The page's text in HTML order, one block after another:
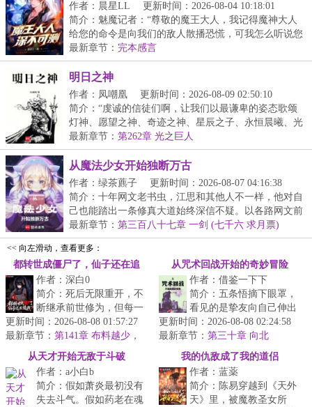
作者：晨星LL
更新时间：2026-08-04 10:18:01
简介：魅魔记者：“尊敬的魔王大人，我记得魔神大人
给您的命令是向我们的敌人散播恐慌，可我怎么听说您
在...
最新章节： 完本感言
明日之神
作者：凤嘲凰
更新时间：2026-08-09 02:50:10
简介：“虔诚的信徒们啊，让我们以最谦卑的姿态歌颂
灯神、愿望之神、奇迹之神、星辰之子、永恒晨曦、光
之...
最新章节： 第262章 光之巨人
从魔法少女开始独断万古
作者：绿茶藨子
更新时间：2026-08-07 04:16:38
简介：十年网文老书虫，江思和其他人不一样，他对自
己也能踏出一条修真大道始终深信不疑。以各路网文前
辈...
最新章节： 第三百八十七章 一剑 (七千六 求月票)
<< 向左滑动，查看更多：
都转世成僵尸了，仙子还在追
我？
作者：深白0
简介：死后无限重开，不
断继承前世修为，但每一
世不是僵尸，就是行尸、
妖尸、活尸、水尸、艳
尸、山村老尸...
更新时间：2026-08-08 01:57:27
最新章节： 第141章 布料越少，
护甲越高啊（4k）
从咒术回战开始的奇妙冒险
作者：借鉴一下下
简介：五条悟摘下眼罩，
看见的是挚友向自己伸出
的手。这一次，他抓住
了。禅院家覆灭的烈火未
曾燃起，天与...
更新时间：2026-08-08 02:24:58
最新章节： 第三十章 向北
从天才开始无敌于斗破
作者：a小白b
简介：假如萧炎最初没有
失去斗气。假如药老在魂
我的仇敌成了我的道侣
作者：蓝薬
简介：陈易穿越到《天外
天》里，被魔教圣女所